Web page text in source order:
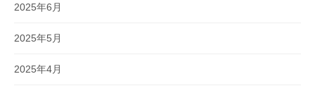
2025年6月
2025年5月
2025年4月